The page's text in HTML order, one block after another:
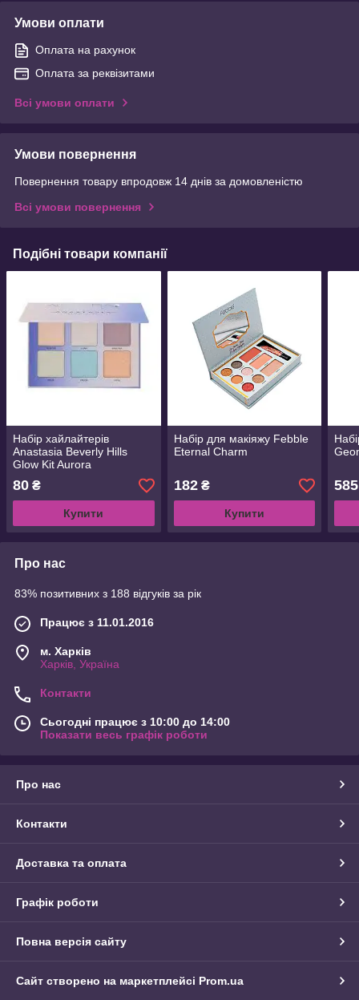
Умови оплати
Оплата на рахунок
Оплата за реквізитами
Всі умови оплати
Умови повернення
Повернення товару впродовж 14 днів за домовленістю
Всі умови повернення
Подібні товари компанії
Набір хайлайтерів
Anastasia Beverly Hills
Glow Kit Aurora
80 ₴
Купити
Набір для макіяжу Febble
Eternal Charm
182₴
Купити
585
Про нас
83% позитивних з 188 відгуків за рік
Працює з 11.01.2016
м. Харків
Харків, Україна
Контакти
Сьогодні працює з 10:00 до 14:00
Показати весь графік роботи
Про нас
Контакти
Доставка та оплата
Графік роботи
Повна версія сайту
Сайт створено на маркетплейсі Prom.ua